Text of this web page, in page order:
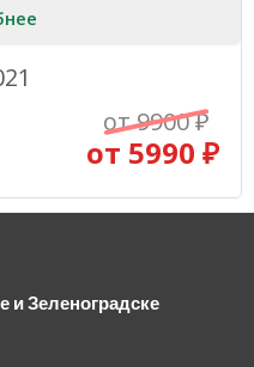
от 9900 ₽
от 5990 ₽
и Зеленоградске